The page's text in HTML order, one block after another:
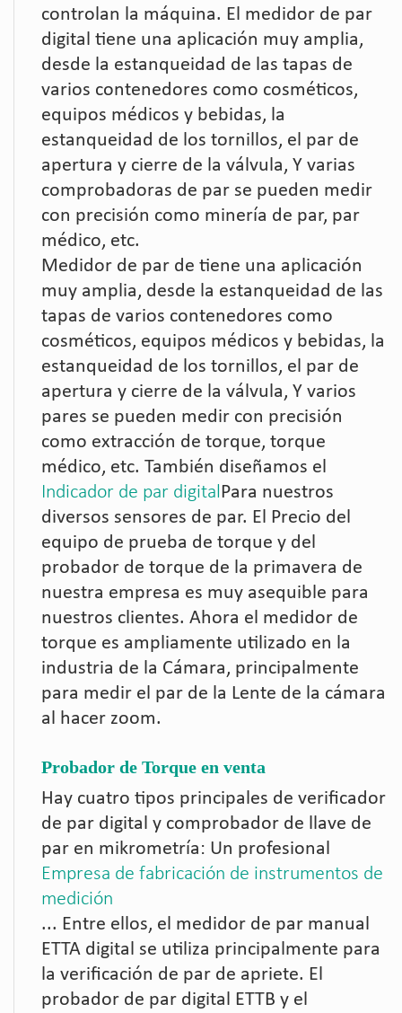
controlan la máquina. El medidor de par
digital tiene una aplicación muy amplia,
desde la estanqueidad de las tapas de
varios contenedores como cosméticos,
equipos médicos y bebidas, la
estanqueidad de los tornillos, el par de
apertura y cierre de la válvula, Y varias
comprobadoras de par se pueden medir
con precisión como minería de par, par
médico, etc.
Medidor de par de tiene una aplicación
muy amplia, desde la estanqueidad de las
tapas de varios contenedores como
cosméticos, equipos médicos y bebidas, la
estanqueidad de los tornillos, el par de
apertura y cierre de la válvula, Y varios
pares se pueden medir con precisión
como extracción de torque, torque
médico, etc. También diseñamos el
Indicador de par digitalPara nuestros
diversos sensores de par. El Precio del
equipo de prueba de torque y del
probador de torque de la primavera de
nuestra empresa es muy asequible para
nuestros clientes. Ahora el medidor de
torque es ampliamente utilizado en la
industria de la Cámara, principalmente
para medir el par de la Lente de la cámara
al hacer zoom.
Probador de Torque en venta
Hay cuatro tipos principales de verificador
de par digital y comprobador de llave de
par en mikrometría: Un profesional
Empresa de fabricación de instrumentos de
medición
... Entre ellos, el medidor de par manual
ETTA digital se utiliza principalmente para
la verificación de par de apriete. El
probador de par digital ETTB y el